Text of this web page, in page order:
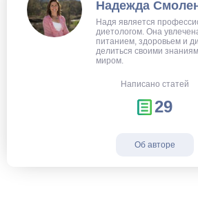
Надежда
Надя является
диетологом. Она
питанием, здоровьем и
делиться своими
миром.
Написано статей
29
Об авторе